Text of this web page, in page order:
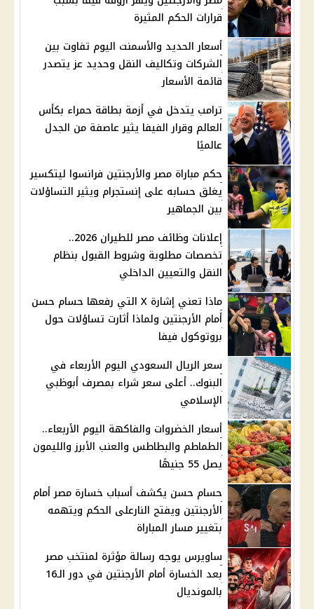
قرارات الحكم المثيرة
أسعار الحديد والأسمنت اليوم تفاوت بين
الشركات وتكاليف النقل وحديد عز يتصدر
قائمة الأسعار
ترامب يتدخل في أزمة بطاقة حمراء بكأس
العالم وقرار الفيفا يثير عاصفة من الجدل
عالميًا
حكم مباراة مصر والأرجنتين فرانسوا ليتكسير
يغلق حسابه على إنستجرام ويثير التساؤلات
بين الجماهير
إعلانات وظائف مصر للطيران 2026..
تخصصات مطلوبة وشروط القبول بنظام
النقل والتعيين الداخلي
ماذا تعني إشارة X التي رفعها حسام حسن
أمام الأرجنتين ولماذا أثارت تساؤلات حول
بروتوكول فيفا
سعر الريال السعودي اليوم الأربعاء في
البنوك.. أعلى سعر شراء بمصرف أبوظبي
الإسلامي
أسعار الخضروات والفاكهة اليوم الأربعاء..
الطماطم والبطاطس والعنب الأبرز والليمون
يصل 55 جنيهًا
حسام حسن يكشف أسباب خسارة مصر أمام
الأرجنتين ويفتح النارعلى الحكم ويتهمه
بتغيير مسار المباراة
ساويرس يوجه رسالة مؤثرة لمنتخب مصر
بعد الخسارة أمام الأرجنتين في دور الـ16
بالمونديال